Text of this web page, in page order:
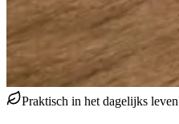
Praktisch in het dagelijks leven